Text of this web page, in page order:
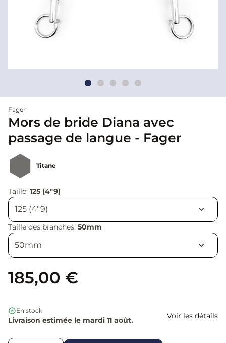
Fager
Mors de bride Diana avec
passage de langue - Fager
Titane
Taille: 125 (4"9)
Taille des branches: 50mm
185,00 €
En stock
Livraison estimée le mardi 11 août. Voir les détails